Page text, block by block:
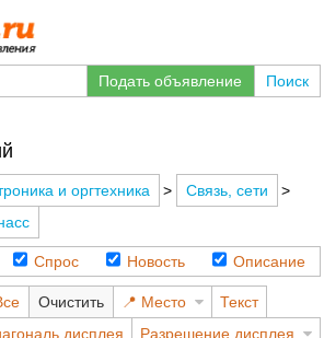
Подать объявление
Поиск
и оргтехника > Связь, сети
>
Спрос Новость Описание
Очистить Место
Текст
дисплея
Разрешение дисплея